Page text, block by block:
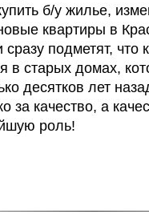
б/у жилье,
квартиры в
подметят, что
в старых домах,
десятков лет
за качество, а
роль!